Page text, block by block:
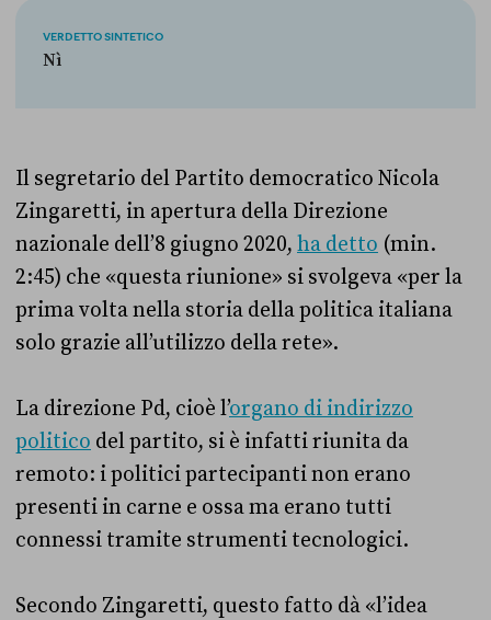
VERDETTO SINTETICO
Nì
Il segretario del Partito democratico Nicola
Zingaretti, in apertura della Direzione
nazionale dell’8 giugno 2020, ha detto (min.
2:45) che «questa riunione» si svolgeva «per la
prima volta nella storia della politica italiana
solo grazie all’utilizzo della rete».
La direzione Pd, cioè l’organo di indirizzo
politico del partito, si è infatti riunita da
remoto: i politici partecipanti non erano
presenti in carne e ossa ma erano tutti
connessi tramite strumenti tecnologici.
Secondo Zingaretti, questo fatto dà «l’idea